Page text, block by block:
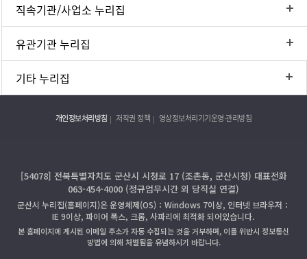
직속기관/사업소 누리집
유관기관 누리집
기타 누리집
개인정보처리방침 저작권 정책 영상정보처리기기운영·관리방침
[54078] 전북특별자치도 군산시 시청로 17 (조촌동, 군산시청) 대표전화
063-454-4000 (정규업무시간 외 당직실 연결)
군산시 누리집(홈페이지)은 운영체제(OS)：Windows 7이상, 인터넷 브라우저：
IE 9이상, 파이어 폭스, 크롬, 사파리에 최적화 되어있습니다.
본 홈페이지에 게시된 이메일 주소가 자동 수집되는 것을 거부하며, 이를 위반시 정보통신
망법에 의해 처벌됨을 유념하시기 바랍니다.